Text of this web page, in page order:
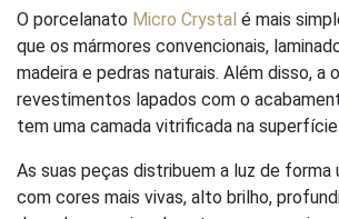
O porcelanato Micro Crystal é mais
que os mármores convencionais,
madeira e pedras naturais. Além disso, a
revestimentos lapados com o
tem uma camada vitrificada na superfície.
As suas peças distribuem a luz de forma
com cores mais vivas, alto brilho,